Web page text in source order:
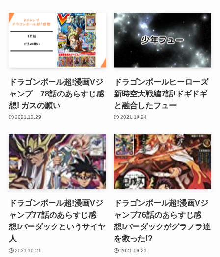
ドラゴンボール超!漫画Vジ
ャンプ 78話のあらすじ感
想! ガスの願い
2021.12.29
ドラゴンボールヒーローズ
新時空大戦編7話!ドギドギ
と融合したフュー
2021.10.24
ドラゴンボール超!漫画Vジ
ャンプ77話のあらすじ感
想!バーダックというサイヤ
人
2021.10.21
ドラゴンボール超!漫画Vジ
ャンプ76話のあらすじ感
想!バーダックがグラノラ達
を救った!?
2021.09.21